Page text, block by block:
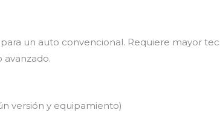
un auto convencional. Requiere mayor
versión y equipamiento)